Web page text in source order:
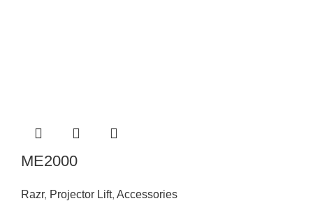
ME2000
Razr, Projector Lift, Accessories